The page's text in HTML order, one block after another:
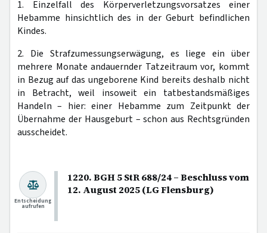
1. Einzelfall des Körperverletzungsvorsatzes einer
Hebamme hinsichtlich des in der Geburt befindlichen
Kindes.
2. Die Strafzumessungserwägung, es liege ein über
mehrere Monate andauernder Tatzeitraum vor, kommt
in Bezug auf das ungeborene Kind bereits deshalb nicht
in Betracht, weil insoweit ein tatbestandsmäßiges
Handeln – hier: einer Hebamme zum Zeitpunkt der
Übernahme der Hausgeburt – schon aus Rechtsgründen
ausscheidet.
1220. BGH 5 StR 688/24 – Beschluss vom
12. August 2025 (LG Flensburg)
Entscheidung
aufrufen